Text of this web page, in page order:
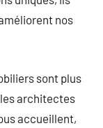
nos
sont plus
architectes
accueillent,